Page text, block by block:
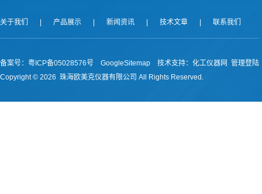
关于我们 产品展示 新闻资讯 技术文章 联系我们
备案号： 粤ICP备05028576号 GoogleSitemap 技术支持： 化工仪器网 管理登陆
Copyright © 2026 珠海欧美克仪器有限公司 All Rights Reserved.